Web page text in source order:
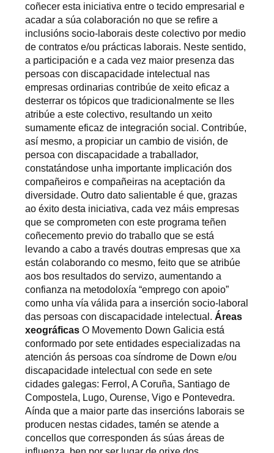
coñecer esta iniciativa entre o tecido empresarial e
acadar a súa colaboración no que se refire a
inclusións socio-laborais deste colectivo por medio
de contratos e/ou prácticas laborais. Neste sentido,
a participación e a cada vez maior presenza das
persoas con discapacidade intelectual nas
empresas ordinarias contribúe de xeito eficaz a
desterrar os tópicos que tradicionalmente se lles
atribúe a este colectivo, resultando un xeito
sumamente eficaz de integración social. Contribúe,
así mesmo, a propiciar un cambio de visión, de
persoa con discapacidade a traballador,
constatándose unha importante implicación dos
compañeiros e compañeiras na aceptación da
diversidade. Outro dato salientable é que, grazas
ao éxito desta iniciativa, cada vez máis empresas
que se comprometen con este programa teñen
coñecemento previo do traballo que se está
levando a cabo a través doutras empresas que xa
están colaborando co mesmo, feito que se atribúe
aos bos resultados do servizo, aumentando a
confianza na metodoloxía “emprego con apoio”
como unha vía válida para a inserción socio-laboral
das persoas con discapacidade intelectual. Áreas
xeográficas O Movemento Down Galicia está
conformado por sete entidades especializadas na
atención ás persoas coa síndrome de Down e/ou
discapacidade intelectual con sede en sete
cidades galegas: Ferrol, A Coruña, Santiago de
Compostela, Lugo, Ourense, Vigo e Pontevedra.
Aínda que a maior parte das insercións laborais se
producen nestas cidades, tamén se atende a
concellos que corresponden ás súas áreas de